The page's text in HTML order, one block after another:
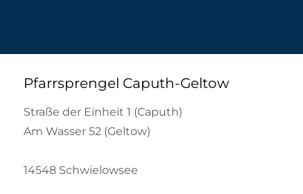
Pfarrsprengel Caputh-Geltow
Straße der Einheit 1 (Caputh)
Am Wasser 52 (Geltow)
14548 Schwielowsee